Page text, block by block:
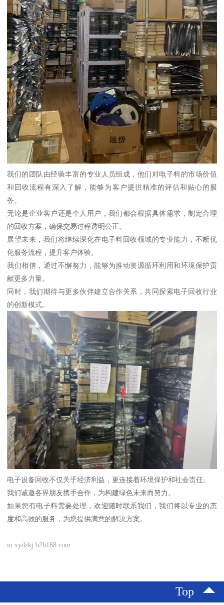
我们的团队由经验丰富的专业人员组成，他们对电子料的市场价值
和回收流程有深入了解，能够为客户提供精准的评估和贴心的服
务。
无论是企业客户还是个人用户，我们都会根据具体需求，制定合理
的回收方案，确保交易过程透明公正。
展望未来，我们将继续深化在电子料回收领域的专业能力，不断优
化服务流程，提升客户体验。
我们相信，通过不懈努力，能够为推动资源循环利用和环境保护贡
献更多力量。
同时，我们期待与更多伙伴建立合作关系，共同探索电子回收行业
的创新模式。
电子设备回收不仅关乎经济利益，更连接着环境保护和社会责任。
我们诚邀各界朋友携手合作，为构建绿色未来而努力。
如果您有电子料需要处理，欢迎随时联系我们，我们将以专业的态
度和高效的服务，为您提供满意的解决方案。
m.xydzkj.b2b168.com
Top